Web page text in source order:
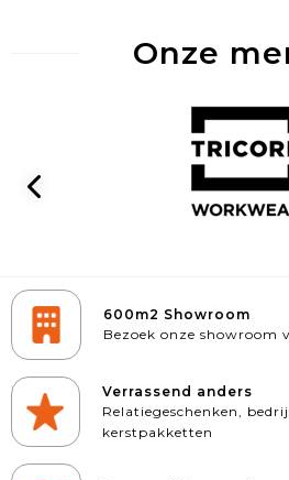
Onze
600m2 Showroom
Bezoek onze showroom
Verrassend anders
Relatiegeschenken,
kerstpakketten